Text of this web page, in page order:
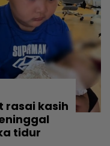
rasai kasih
tidur